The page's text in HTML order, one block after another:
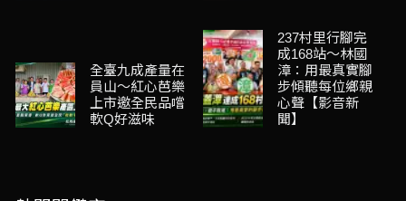
全臺九成產量在
員山～紅心芭樂
上市邀全民品嚐
軟Q好滋味
237村里行腳完
成168站～林國
漳：用最真實腳
步傾聽每位鄉親
心聲【影音新
聞】